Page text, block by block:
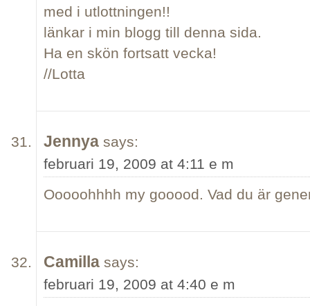
med i utlottningen!!
länkar i min blogg till denna sida.
Ha en skön fortsatt vecka!
//Lotta
Jennya says:
februari 19, 2009 at 4:11 e m
Ooooohhhh my gooood. Vad du är
Camilla says:
februari 19, 2009 at 4:40 e m